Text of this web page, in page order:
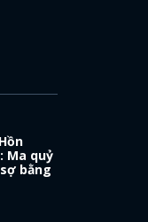
Ma quỷ
bằng